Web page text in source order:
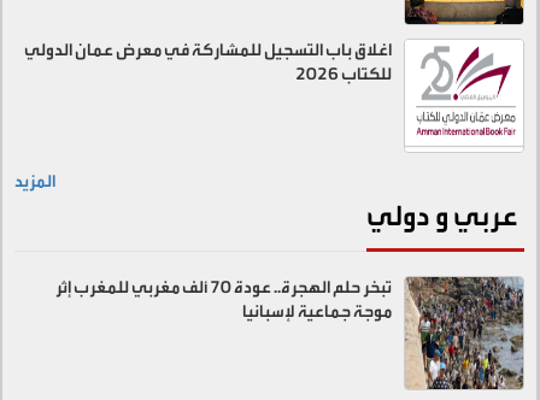
اغلاق باب التسجيل للمشاركة في معرض عمان الدولي
للكتاب 2026
المزيد
عربي و دولي
تبخر حلم الهجرة.. عودة 70 ألف مغربي للمغرب إثر
موجة جماعية لإسبانيا